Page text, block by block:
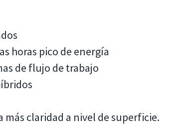
horas pico de energía
de flujo de trabajo
claridad a nivel de superficie.